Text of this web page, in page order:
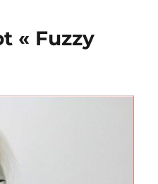
1939
« Fuzzy